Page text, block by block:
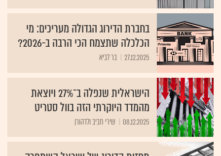
בחברת הדירוג הגדולה מעריכים: מי
הכלכלה שתצמח הכי הרבה ב-2026?
27.12.2025 בר לביא
הישראלית שנפלה ב־27% ויוצאת
מהמדד היוקרתי הזה בוול סטריט
08.12.2025 שירי חביב ולדהורן